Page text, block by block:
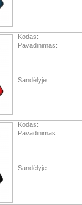
Kodas:
Pavadinimas:
Sandėlyje:
Kodas:
Pavadinimas:
Sandėlyje: